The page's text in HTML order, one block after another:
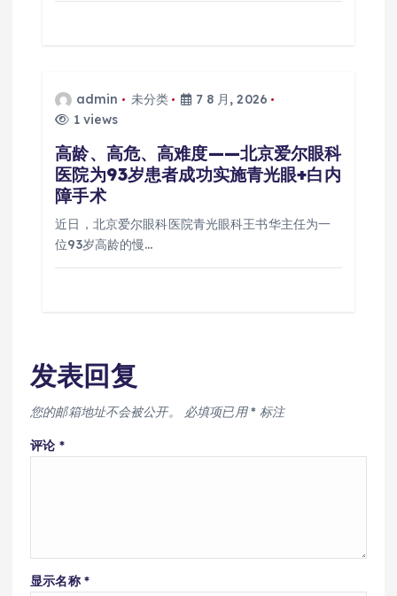
admin 未分类
7 8 月, 2026
1 views
高龄、高危、高难度——北京爱尔眼科
医院为93岁患者成功实施青光眼+白内
障手术
近日，北京爱尔眼科医院青光眼科王书华主任为一
位93岁高龄的慢…
发表回复
您的邮箱地址不会被公开。 必填项已用* 标注
评论 *
显示名称 *